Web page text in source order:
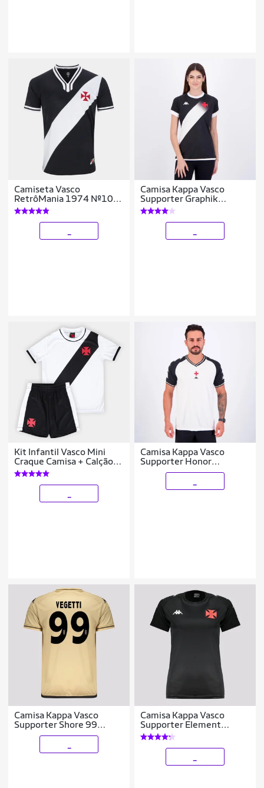
Camiseta Vasco
RetrôMania 1974 Nº10
Masculina
Camisa Kappa Vasco
Supporter Graphik
Feminina
Kit Infantil Vasco Mini
Craque Camisa + Calção
Unissex
Camisa Kappa Vasco
Supporter Honor
Masculina
Camisa Kappa Vasco
Supporter Shore 99
Vegetti
Camisa Kappa Vasco
Supporter Element
Feminina Preta